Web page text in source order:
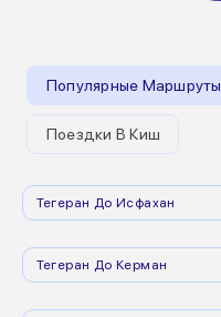
Популярные Маршруты
Поездки В Киш
Тегеран До Исфахан
Тегеран До Керман